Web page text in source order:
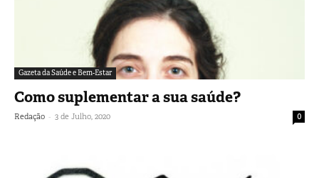
Gazeta da Saúde e Bem-Estar
Como suplementar a sua saúde?
Redação - 3 de Julho, 2020 0